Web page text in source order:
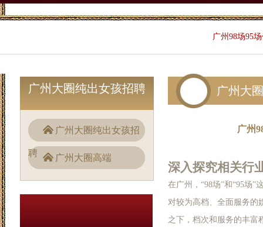
广州98场95
广州大圈纯出女孩招聘
广州大圈纯出女孩招
聘 广州大圈高端
广州大
广州
深入探究相关行
在广州，“98场”和“95场
对较为高档、全面服务的
之下，档次和服务的丰富